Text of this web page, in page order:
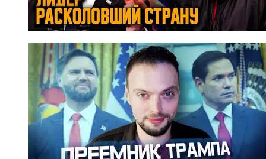
давали мне интервью о ней. Дударова стала при
жизни легендой, и это не только гендерный
аспект. Мне даже один человек сказал: "Она, как
действительно было невероятно по тем временам,
да и сегодня не очень-то и легко. У Вероники
Борисовны были уникальные свойства ее таланта,
ее дарования, ее жизненного и личностного
наполнения, которые ей позволили стать
прижизненной легендой. Она отдавала себя
публике, между ней и публикой никогда не было
барьеров. Она обладала мощной энергетикой и
таким погружением в музыку, что эту музыку
посылала каждому в сердце. И все это
чувствовали.